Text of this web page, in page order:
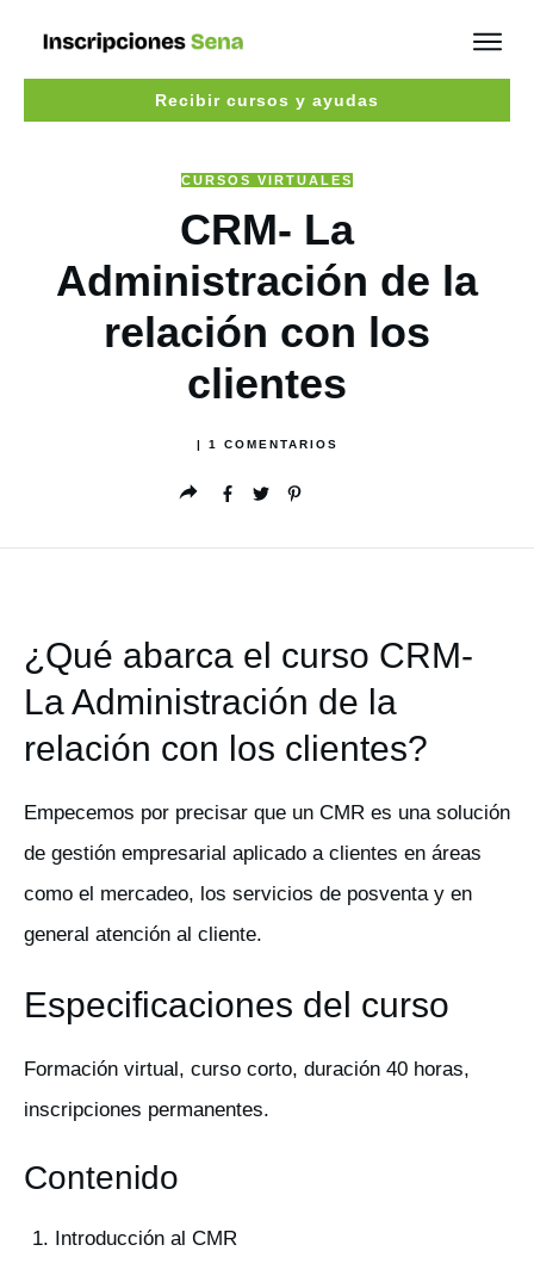
Recibir cursos y ayudas
CURSOS VIRTUALES
CRM- La
Administración de la
relación con los
clientes
1 COMENTARIOS
¿Qué abarca el curso CRM-
La Administración de la
relación con los clientes?
Empecemos por precisar que un CMR es una solución
de gestión empresarial aplicado a clientes en áreas
como el mercadeo, los servicios de posventa y en
general atención al cliente.
Especificaciones del curso
Formación virtual, curso corto, duración 40 horas,
inscripciones permanentes.
Contenido
Introducción al CMR